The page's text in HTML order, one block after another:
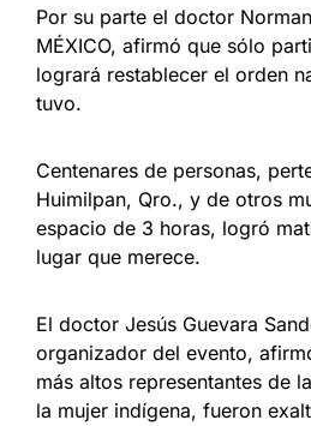
Por su parte el doctor
MÉXICO, afirmó que sólo
logrará restablecer el orden
tuvo.
Centenares de personas,
Huimilpan, Qro., y de otros
espacio de 3 horas, logró
lugar que merece.
El doctor Jesús Guevara
organizador del evento,
más altos representantes de
la mujer indígena, fueron